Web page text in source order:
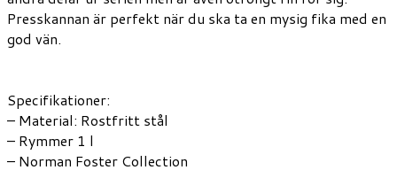
Presskannan är perfekt när du ska ta en mysig fika med en
god vän.
Specifikationer:
– Material: Rostfritt stål
– Rymmer 1 l
– Norman Foster Collection